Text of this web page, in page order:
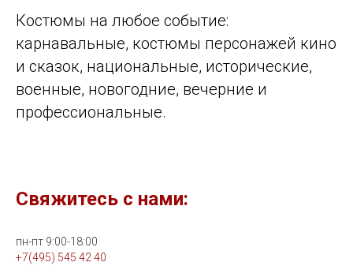
Костюмы на любое событие:
карнавальные, костюмы персонажей кино
и сказок, национальные, исторические,
военные, новогодние, вечерние и
профессиональные.
Свяжитесь с нами:
пн-пт 9:00-18:00
+7(495) 545 42 40